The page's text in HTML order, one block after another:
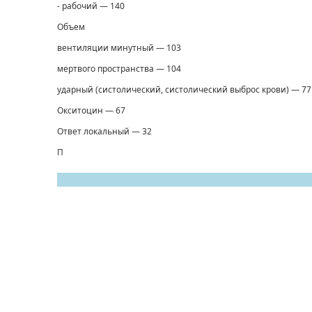
- рабочий — 140
Объем
вентиляции минутный — 103
мертвого пространства — 104
ударный (систолический, систолический выброс крови) — 77
Окситоцин — 67
Ответ локальный — 32
П